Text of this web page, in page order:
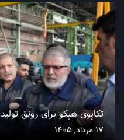
تکاپوی هپکو برای رونق تولید
17 مرداد, 1405